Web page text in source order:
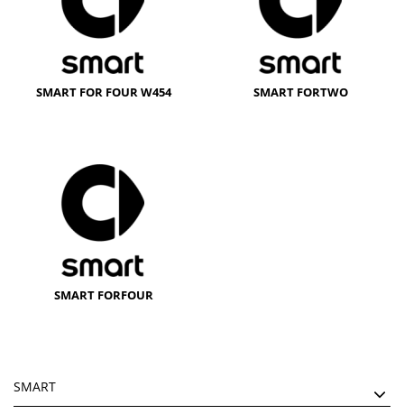
SMART FOR FOUR W454 SMART FORTWO
SMART FORFOUR
SMART